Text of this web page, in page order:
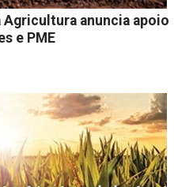
anuncia apoio
e PME